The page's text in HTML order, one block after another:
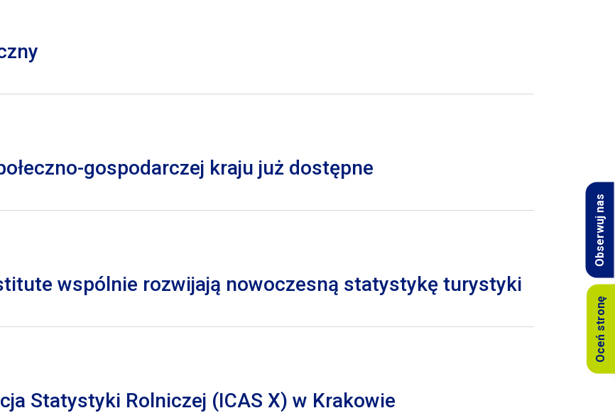
Oceń stronę
Obserwuj nas
gospodarczej kraju już dostępne
wspólnie rozwijają nowoczesną statystykę turystyki
Statystyki Rolniczej (ICAS X) w Krakowie